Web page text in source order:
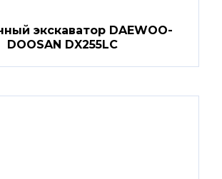
экскаватор DAEWOO-
DOOSAN DX255LC